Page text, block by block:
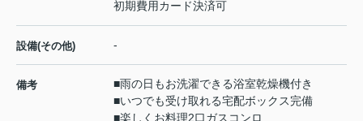
初期費用カード決済可
設備(その他) -
備考
■雨の日もお洗濯できる浴室乾燥機付き
■いつでも受け取れる宅配ボックス完備
■楽しくお料理2口ガスコンロ